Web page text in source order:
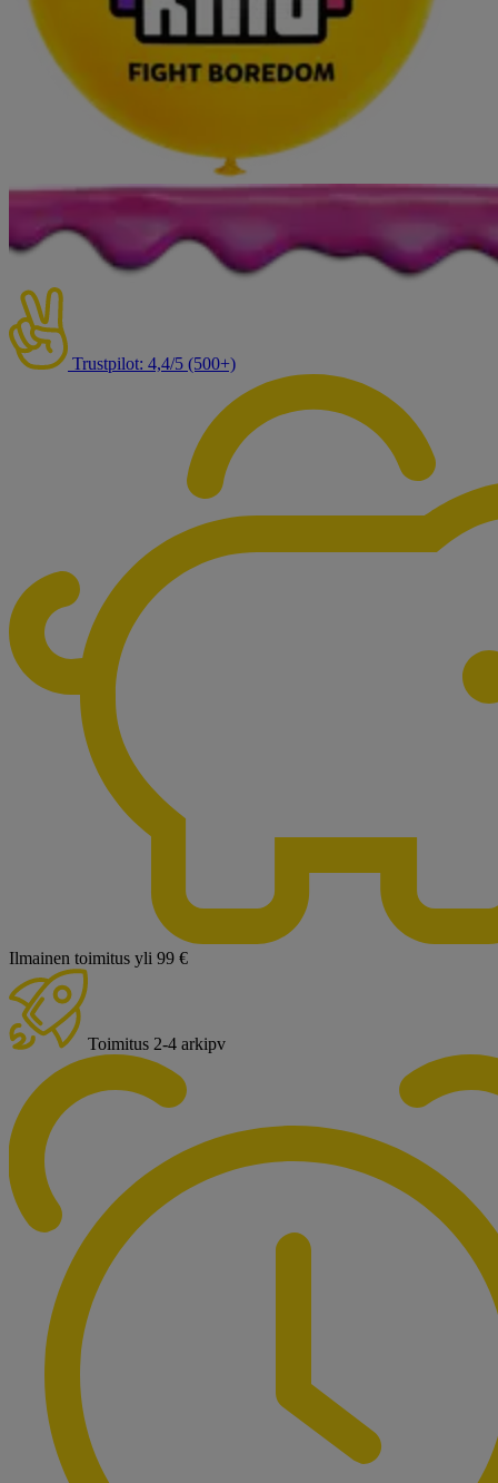
Trustpilot: 4,4/5 (500+)
Ilmainen toimitus yli 99 €
Toimitus 2-4 arkipv